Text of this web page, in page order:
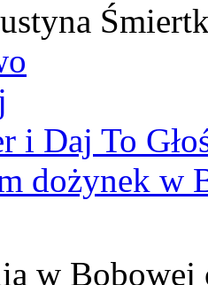
i Daj To
dożynek w
w